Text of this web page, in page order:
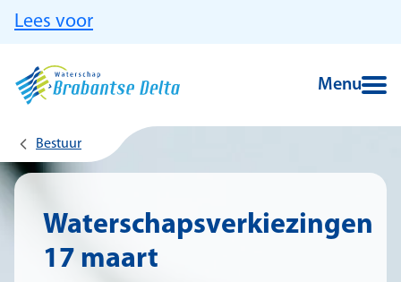
Ga naar hoofdinhoud
Lees voor
Menu
Bestuur
Waterschapsverkiezingen
17 maart